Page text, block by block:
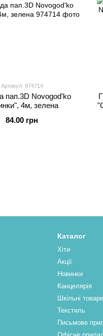
Артикул: 974714
пап.3D Novogod'ko
4м, зелена
84.00 грн
Каталог
Хіти
Акції
Новинки
Канцелярія
Шкільні товари
Текстиль
Письмове